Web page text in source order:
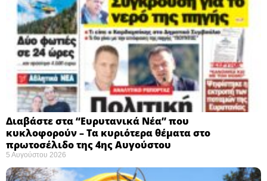
Διαβάστε στα “Ευρυτανικά Νέα” που
κυκλοφορούν – Τα κυριότερα θέματα στο
πρωτοσέλιδο της 4ης Αυγούστου
5 Αυγούστου 2026